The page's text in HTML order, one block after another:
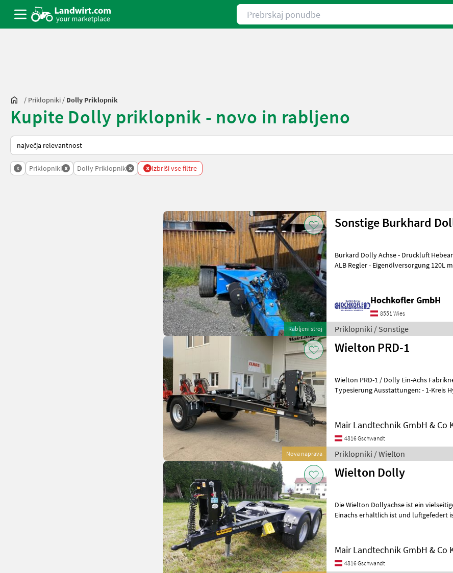
Prebrskaj ponudbe
/ Priklopniki / Dolly Priklopnik
Kupite Dolly priklopnik - novo in rabljeno
Tako je razvrščeno na Landwirt.com
x Priklopniki x Dolly Priklopnik x x Izbriši vse filtre
Rabljeni stroj
Sonstige Burkhard
Burkard Dolly Achse - Druckluft Hebeanlage - Druckluftbremse mit
ALB Regler - Eigenölversorgung 120L
Hochkofler GmbH
8551 Wies
Priklopniki / Sonstige
Nova naprava
Wielton PRD-1
Wielton PRD-1 / Dolly Ein-Achs Fabrikneues
Typesierung Ausstattungen: - 1-Kreis
Mair Landtechnik GmbH & Co
4816 Gschwandt
Priklopniki / Wielton
Wielton Dolly
Die Wielton Dollyachse ist ein vielseitiges Modell, das
Einachs erhältlich ist und luftgefedert
Mair Landtechnik GmbH & Co
4816 Gschwandt